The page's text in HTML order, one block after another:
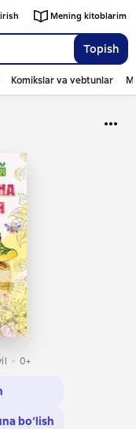
Topish
Mening kitoblarim
Komikslar va vebtunlar
0+
bo‘lish